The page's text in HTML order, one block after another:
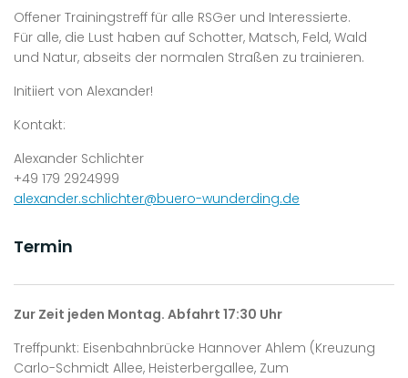
Offener Trainingstreff für alle RSGer und Interessierte.
Für alle, die Lust haben auf Schotter, Matsch, Feld, Wald
und Natur, abseits der normalen Straßen zu trainieren.
Initiiert von Alexander!
Kontakt:
Alexander Schlichter
+49 179 2924999
alexander.schlichter@buero-wunderding.de
Termin
Zur Zeit jeden Montag. Abfahrt 17:30 Uhr
Treffpunkt: Eisenbahnbrücke Hannover Ahlem (Kreuzung
Carlo-Schmidt Allee, Heisterbergallee, Zum